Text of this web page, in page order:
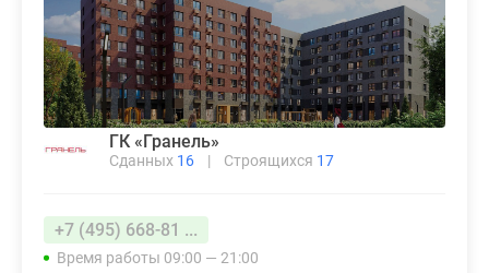
ГК «Гранель»
Сданных 16 | Строящихся 17
+7 (495) 668-81 ...
Время работы 09:00 — 21:00